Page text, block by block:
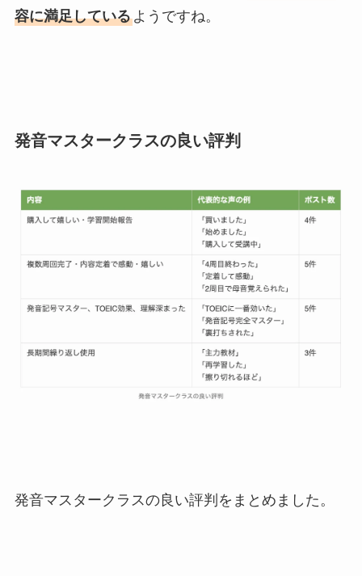
容に満足しているようですね。
発音マスタークラスの良い評判
発音マスタークラスの良い評判をまとめました。